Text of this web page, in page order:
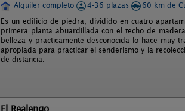
Alquiler completo
4-36 plazas 60 km de
Es un edificio de piedra, dividido en cuatro
primera planta abuardillada con el techo de
belleza y practicamente desconocida lo hace muy
apropiada para practicar el senderismo y la
de distancia.
El Realengo